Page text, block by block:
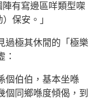
有寫邊區咩類型㗎
保安。」
過極其休閒的「極樂
：
個伯伯，基本坐喺
個同鄉喺度傾偈，到